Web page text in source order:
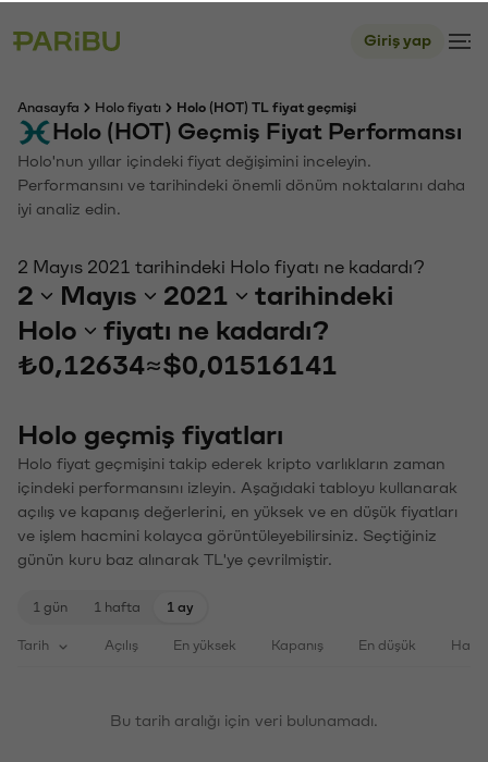
Giriş yap
Anasayfa Holo fiyatı Holo (HOT) TL fiyat geçmişi
Holo (HOT) Geçmiş Fiyat Performansı
Holo'nun yıllar içindeki fiyat değişimini inceleyin.
Performansını ve tarihindeki önemli dönüm noktalarını daha
iyi analiz edin.
2 Mayıs 2021 tarihindeki Holo fiyatı ne kadardı?
2 Mayıs 2021
tarihindeki
Holo
fiyatı ne kadardı?
₺0,12634≈$0,01516141
Holo geçmiş fiyatları
Holo fiyat geçmişini takip ederek kripto varlıkların zaman
içindeki performansını izleyin. Aşağıdaki tabloyu kullanarak
açılış ve kapanış değerlerini, en yüksek ve en düşük fiyatları
ve işlem hacmini kolayca görüntüleyebilirsiniz. Seçtiğiniz
günün kuru baz alınarak TL'ye çevrilmiştir.
1 gün 1 hafta 1 ay
Tarih Açılış En yüksek Kapanış En düşük
Bu tarih aralığı için veri bulunamadı.